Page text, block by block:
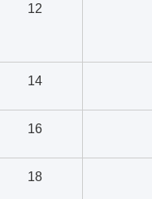
12
14
16
18